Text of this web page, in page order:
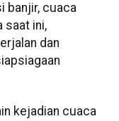
banjir, cuaca
saat ini,
dan
kejadian cuaca